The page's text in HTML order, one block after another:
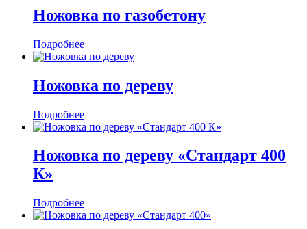
Ножовка по газобетону
Подробнее
Ножовка по дереву
Подробнее
Ножовка по дереву «Стандарт 400
К»
Подробнее